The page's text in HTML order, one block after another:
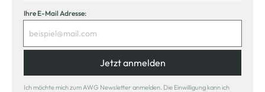
Ihre E-Mail Adresse:
Jetzt anmelden
Ich möchte mich zum AWG Newsletter anmelden. Die Einwilligung kann ich